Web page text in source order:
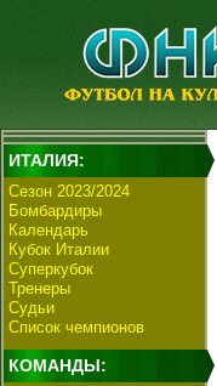
ИТАЛИЯ:
Сезон 2023/2024
Бомбардиры
Календарь
Кубок Италии
Суперкубок
Тренеры
Судьи
Список чемпионов
КОМАНДЫ: